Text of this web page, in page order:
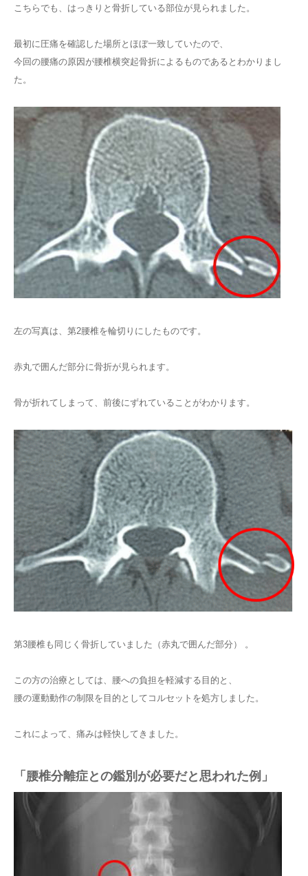
こちらでも、はっきりと骨折している部位が見られました。
最初に圧痛を確認した場所とほぼ一致していたので、
今回の腰痛の原因が腰椎横突起骨折によるものであるとわかりまし
た。
左の写真は、第2腰椎を輪切りにしたものです。
赤丸で囲んだ部分に骨折が見られます。
骨が折れてしまって、前後にずれていることがわかります。
第3腰椎も同じく骨折していました（赤丸で囲んだ部分） 。
この方の治療としては、腰への負担を軽減する目的と、
腰の運動動作の制限を目的としてコルセットを処方しました。
これによって、痛みは軽快してきました。
「腰椎分離症との鑑別が必要だと思われた例」